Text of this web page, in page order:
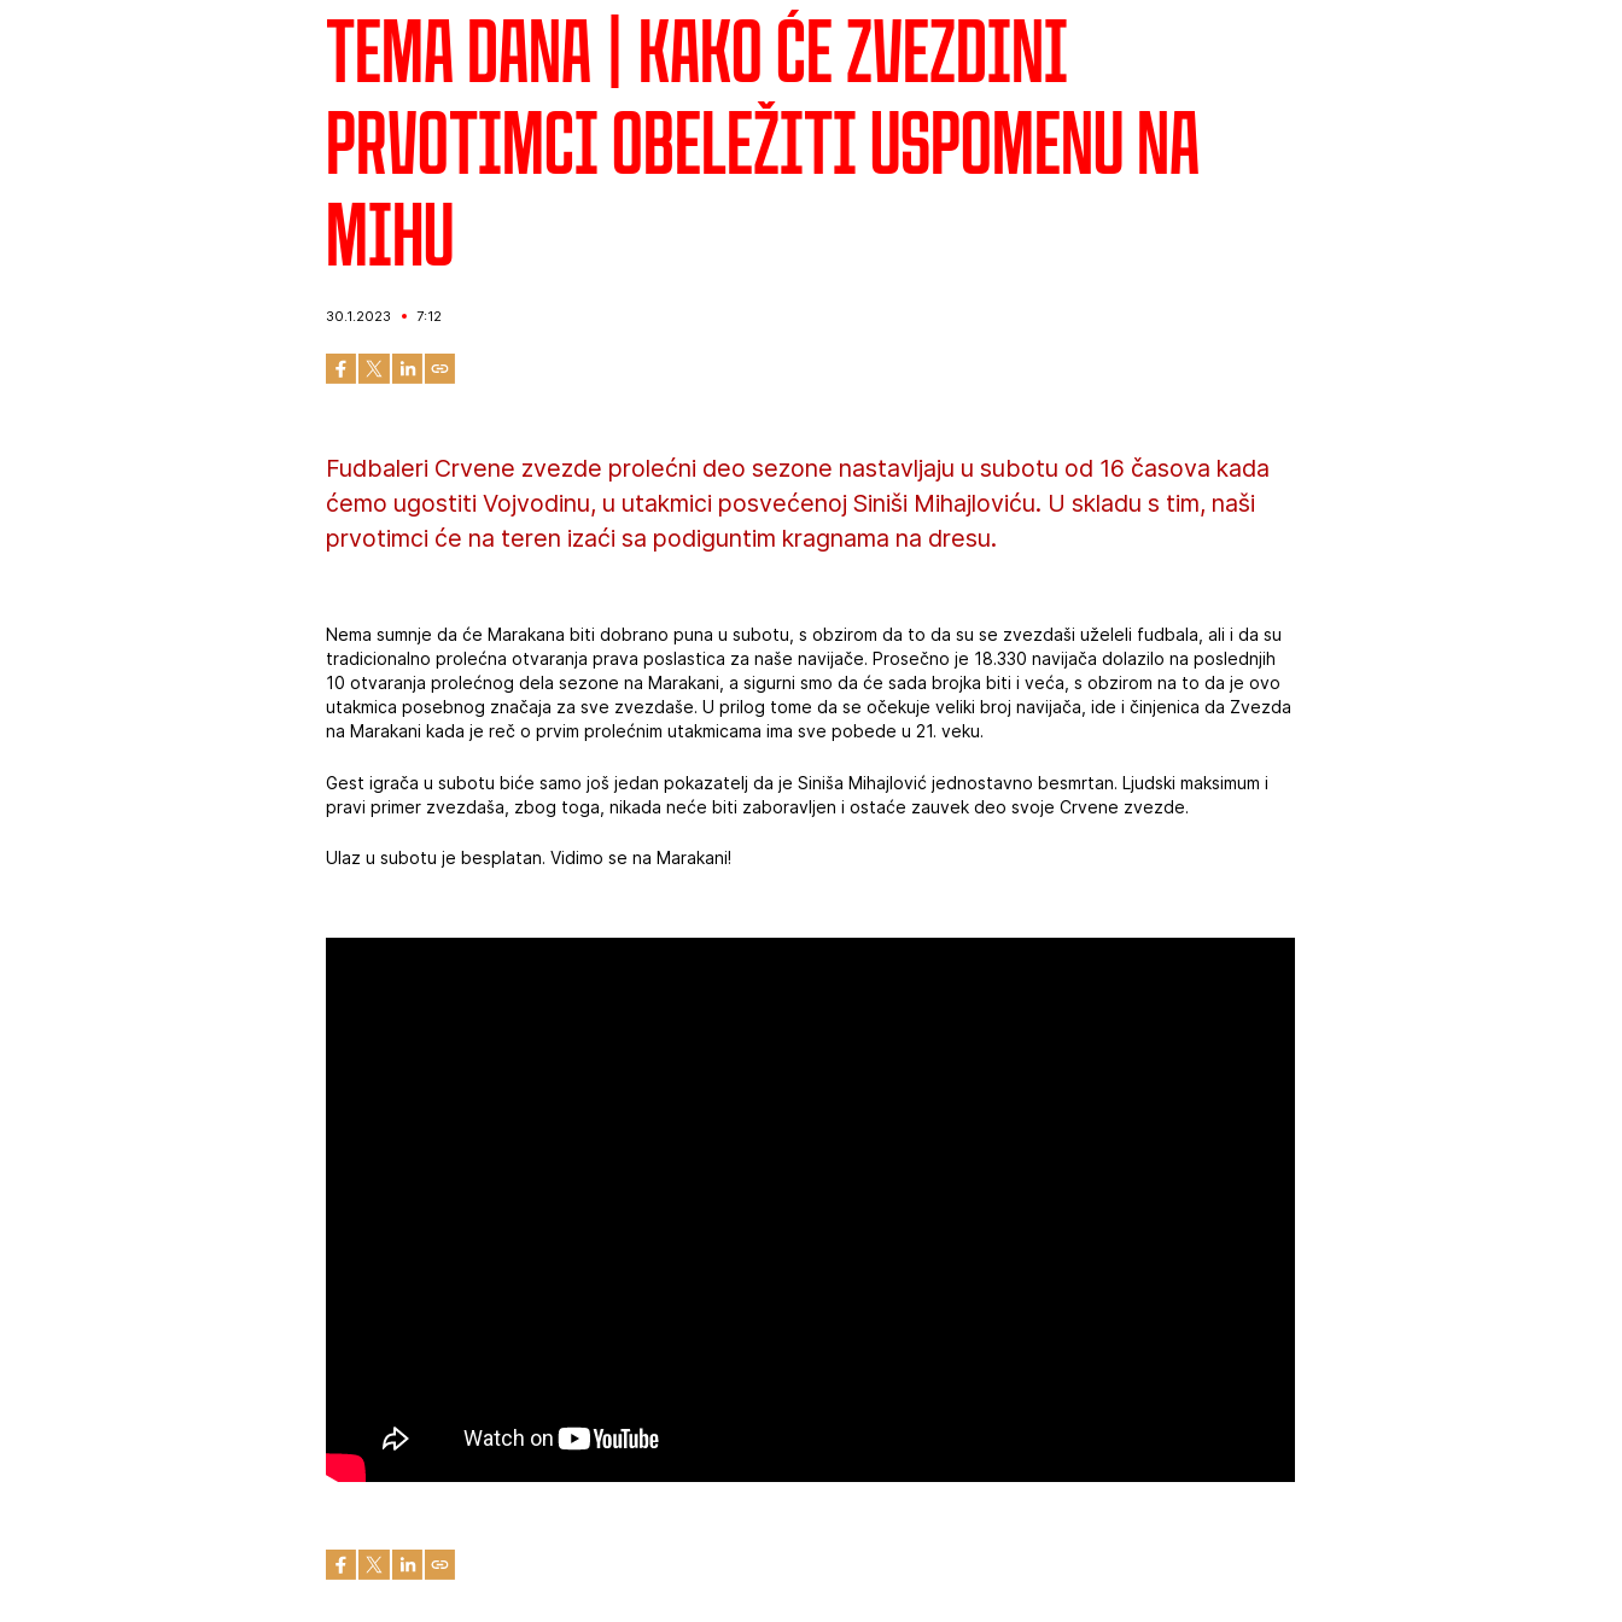
Tema dana | Kako će Zvezdini
prvotimci obeležiti uspomenu na
Mihu
30.1.2023 7:12
Fudbaleri Crvene zvezde prolećni deo sezone nastavljaju u subotu od 16 časova kada
ćemo ugostiti Vojvodinu, u utakmici posvećenoj Siniši Mihajloviću. U skladu s tim, naši
prvotimci će na teren izaći sa podiguntim kragnama na dresu.
Nema sumnje da će Marakana biti dobrano puna u subotu, s obzirom da to da su se zvezdaši uželeli fudbala, ali i da su
tradicionalno prolećna otvaranja prava poslastica za naše navijače. Prosečno je 18.330 navijača dolazilo na poslednjih
10 otvaranja prolećnog dela sezone na Marakani, a sigurni smo da će sada brojka biti i veća, s obzirom na to da je ovo
utakmica posebnog značaja za sve zvezdaše. U prilog tome da se očekuje veliki broj navijača, ide i činjenica da Zvezda
na Marakani kada je reč o prvim prolećnim utakmicama ima sve pobede u 21. veku.
Gest igrača u subotu biće samo još jedan pokazatelj da je Siniša Mihajlović jednostavno besmrtan. Ljudski maksimum i
pravi primer zvezdaša, zbog toga, nikada neće biti zaboravljen i ostaće zauvek deo svoje Crvene zvezde.
Ulaz u subotu je besplatan. Vidimo se na Marakani!